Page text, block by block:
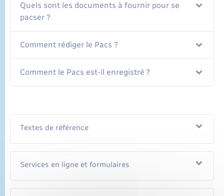
Quels sont les documents à fournir pour se
pacser ?
Comment rédiger le Pacs ?
Comment le Pacs est-il enregistré ?
Textes de référence
Services en ligne et formulaires